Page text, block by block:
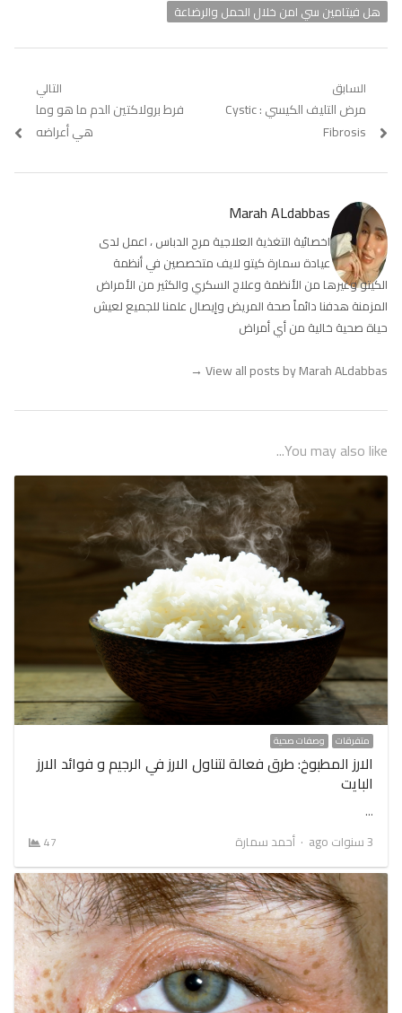
هل فيتامين سي امن خلال الحمل والرضاعة
تصفّح
المقالات
السابق
Previous
post:
مرض التليف الكيسي : Cystic
Fibrosis
التالي
Next
فرط برولاكتين الدم ما هو وما
هي أعراضه
Marah ALdabbas
اخصائية التغذية العلاجية مرح الدباس ، اعمل لدى
عيادة سمارة كيتو لايف متخصصين في أنظمة
الكيتو وغيرها من الأنظمة وعلاج السكري والكثير من الأمراض
المزمنة هدفنا دائماً صحة المريض وإيصال علمنا للجميع لعيش
حياة صحية خالية من أي أمراض
View all posts by Marah ALdabbas
→
You may also like...
متفرقات وصفات صحية
الارز المطبوخ: طرق فعالة لتناول الارز في الرجيم و فوائد الارز
البايت
…
3 سنوات ago
Author
أحمد سمارة 47